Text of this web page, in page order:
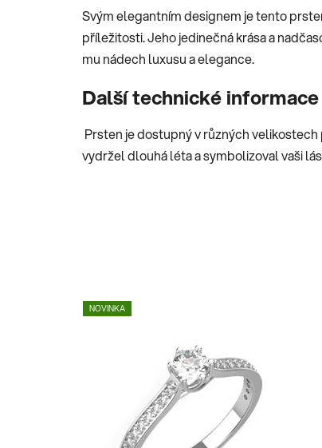
Svým elegantním designem je tento
příležitosti. Jeho jedinečná krása a
mu nádech luxusu a elegance.
Další technické informace
Prsten je dostupný v různých
vydržel dlouhá léta a symbolizoval vaši
NOVINKA